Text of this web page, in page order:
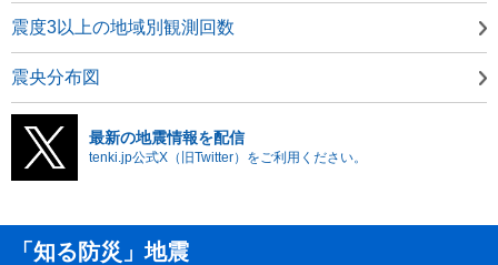
震度3以上の地域別観測回数
震央分布図
最新の地震情報を配信
tenki.jp公式X（旧Twitter）をご利用ください。
「知る防災」地震